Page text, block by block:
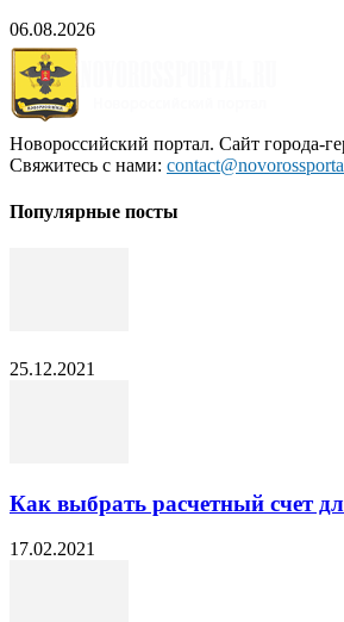
06.08.2026
Новороссийский портал. Сайт города-
Свяжитесь с нами:
Популярные посты
25.12.2021
Как выбрать расчетный счет
17.02.2021